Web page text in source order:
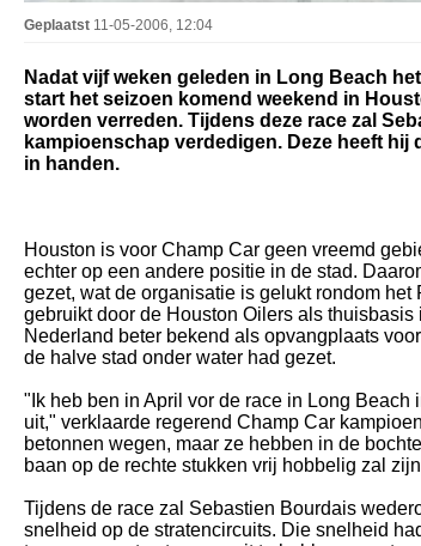
Geplaatst 11-05-2006, 12:04
Nadat vijf weken geleden in Long Beach
start het seizoen komend weekend in
worden verreden. Tijdens deze race zal
kampioenschap verdedigen. Deze heeft
in handen.
Houston is voor Champ Car geen vreemd
echter op een andere positie in de stad.
gezet, wat de organisatie is gelukt rondom
gebruikt door de Houston Oilers als
Nederland beter bekend als opvangplaats
de halve stad onder water had gezet.
"Ik heb ben in April vor de race in Long
uit," verklaarde regerend Champ Car
betonnen wegen, maar ze hebben in de
baan op de rechte stukken vrij hobbelig zal
Tijdens de race zal Sebastien Bourdais
snelheid op de stratencircuits. Die snelheid